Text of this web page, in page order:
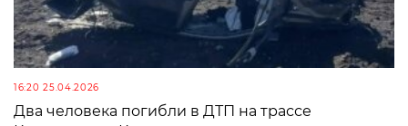
16:20 25.04.2026
Два человека погибли в ДТП на трассе